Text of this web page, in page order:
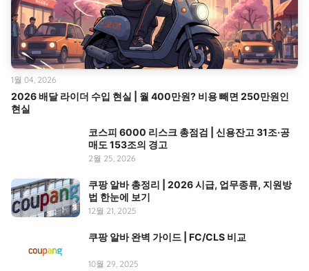
2026 배달 라이더 수입 현실 | 월 400만원? 비용 빼면 250만원인
현실
1월 04, 2026
코스피 6000 리스크 총점검 | 신용잔고 31조·공
매도 153조의 경고
2월 25, 2026
쿠팡 알바 총정리 | 2026 시급, 업무종류, 지원방
법 한눈에 보기
12월 21, 2025
쿠팡 알바 완벽 가이드 | FC/CLS 비교
10월 29, 2025